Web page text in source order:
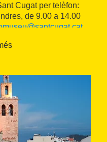
Cugat per telèfon:
de 9.00 a 14.00
.